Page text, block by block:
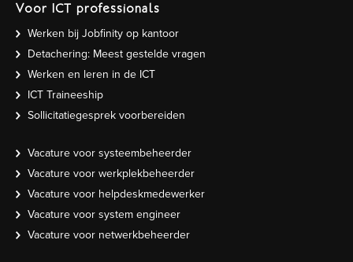
Voor ICT professionals
Werken bij Jobfinity op kantoor
Detachering: Meest gestelde vragen
Werken en leren in de ICT
ICT Traineeship
Sollicitatiegesprek voorbereiden
Vacature voor systeembeheerder
Vacature voor werkplekbeheerder
Vacature voor helpdeskmedewerker
Vacature voor system engineer
Vacature voor netwerkbeheerder